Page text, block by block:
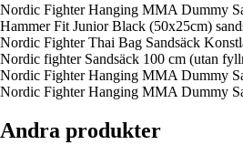
Nordic Fighter Hanging MMA Dummy
Hammer Fit Junior Black (50x25cm)
Nordic Fighter Thai Bag Sandsäck
Nordic fighter Sandsäck 100 cm (utan
Nordic Fighter Hanging MMA Dummy
Nordic Fighter Hanging MMA Dummy
Andra produkter